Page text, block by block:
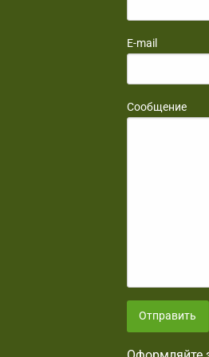
E-mail
Сообщение
Отправить